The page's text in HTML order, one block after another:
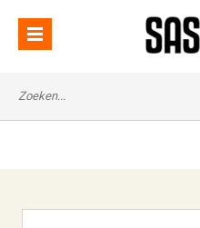
: Undefined index: name in
/var/www/vhosts/sask.nl/